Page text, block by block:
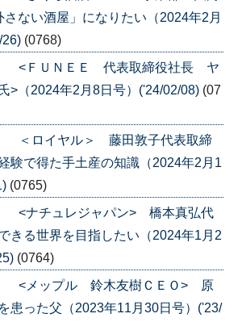
ない酒屋」になりたい（2024年2月
26) (0768)
】 <ＦＵＮＥＥ 代表取締役社長 ヤ
>（2024年2月8日号）('24/02/08) (07
】 ＜ロイヤル＞ 藤田敦子代表取締
験で得た手土産の知識（2024年2月1
(0765)
】 <ナチュレジャパン> 橋本真弘代
きる世界を目指したい（2024年1月2
(0764)
】 <メップル 鈴木友樹ＣＥＯ> 原
患った父（2023年11月30日号）('23/